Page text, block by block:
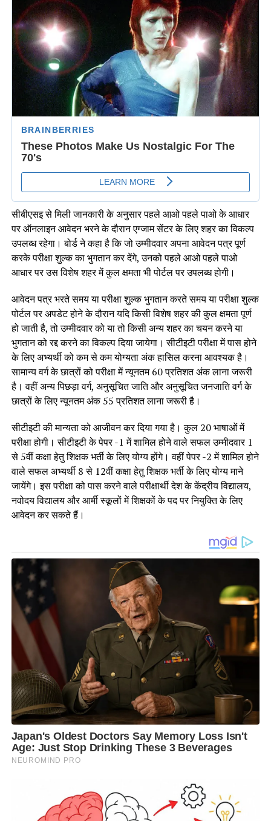
सीबीएसइ से मिली जानकारी के अनुसार पहले आओ पहले पाओ के आधार
पर ऑनलाइन आवेदन भरने के दौरान एग्जाम सेंटर के लिए शहर का विकल्प
उपलब्ध रहेगा। बोर्ड ने कहा है कि जो उम्मीदवार अपना आवेदन पत्र पूर्ण
करके परीक्षा शुल्क का भुगतान कर देंगे, उनको पहले आओ पहले पाओ
आधार पर उस विशेष शहर में कुल क्षमता भी पोर्टल पर उपलब्ध होगी।
आवेदन पत्र भरते समय या परीक्षा शुल्क भुगतान करते समय या परीक्षा शुल्क
पोर्टल पर अपडेट होने के दौरान यदि किसी विशेष शहर की कुल क्षमता पूर्ण
हो जाती है, तो उम्मीदवार को या तो किसी अन्य शहर का चयन करने या
भुगतान को रद्द करने का विकल्प दिया जायेगा। सीटीइटी परीक्षा में पास होने
के लिए अभ्यर्थी को कम से कम योग्यता अंक हासिल करना आवश्यक है।
सामान्य वर्ग के छात्रों को परीक्षा में न्यूनतम 60 प्रतिशत अंक लाना जरूरी
है। वहीं अन्य पिछड़ा वर्ग, अनुसूचित जाति और अनुसूचित जनजाति वर्ग के
छात्रों के लिए न्यूनतम अंक 55 प्रतिशत लाना जरूरी है।
सीटीइटी की मान्यता को आजीवन कर दिया गया है। कुल 20 भाषाओं में
परीक्षा होगी। सीटीइटी के पेपर -1 में शामिल होने वाले सफल उम्मीदवार 1
से 5वीं कक्षा हेतु शिक्षक भर्ती के लिए योग्य होंगे। वहीं पेपर -2 में शामिल होने
वाले सफल अभ्यर्थी 8 से 12वीं कक्षा हेतु शिक्षक भर्ती के लिए योग्य माने
जायेंगे। इस परीक्षा को पास करने वाले परीक्षार्थी देश के केंद्रीय विद्यालय,
नवोदय विद्यालय और आर्मी स्कूलों में शिक्षकों के पद पर नियुक्ति के लिए
आवेदन कर सकते हैं।